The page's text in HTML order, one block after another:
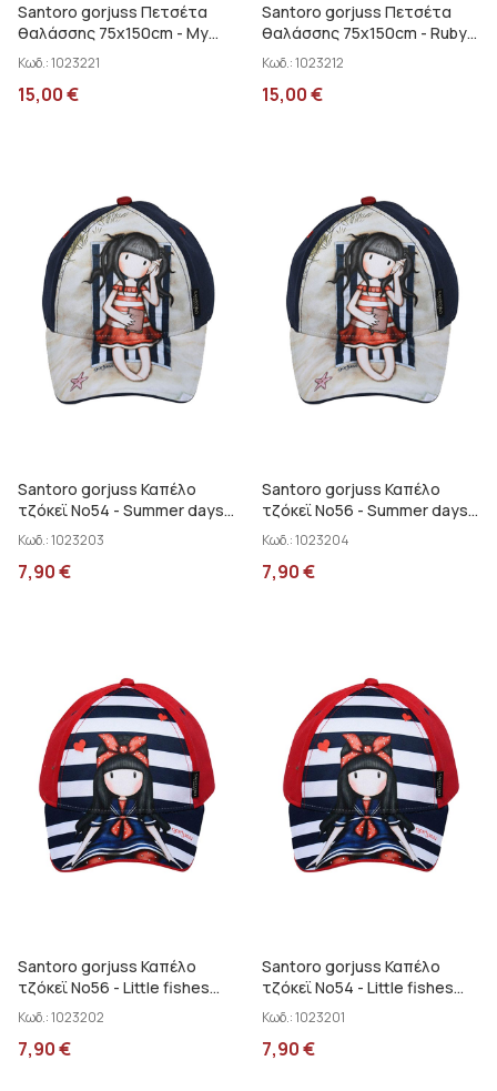
Santoro gorjuss Πετσέτα
θαλάσσης 75x150cm - My
story SA91017
Κωδ.:1023221
15,00€
Santoro gorjuss Πετσέτα
θαλάσσης 75x150cm - Ruby
SA91002
Κωδ.:1023212
15,00€
Santoro gorjuss Καπέλο
τζόκεϊ No54 - Summer days
SA01002
Κωδ.:1023203
7,90€
Santoro gorjuss Καπέλο
τζόκεϊ No56 - Summer days
SA01002
Κωδ.:1023204
7,90€
Santoro gorjuss Καπέλο
τζόκεϊ No56 - Little fishes
SA01001
Κωδ.:1023202
7,90€
Santoro gorjuss Καπέλο
τζόκεϊ No54 - Little fishes
SA01001
Κωδ.:1023201
7,90€